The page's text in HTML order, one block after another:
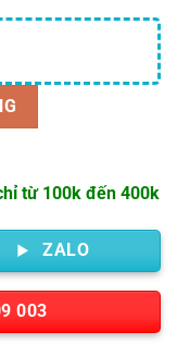
từ 100k đến 400k
ZALO
003